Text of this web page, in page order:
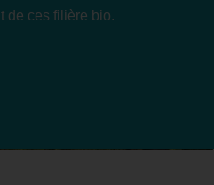
de ces filière bio.